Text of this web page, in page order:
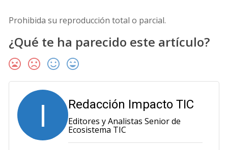
Prohibida su reproducción total o parcial.
¿Qué te ha parecido este artículo?
I Redacción Impacto TIC
Editores y Analistas Senior de
Ecosistema TIC